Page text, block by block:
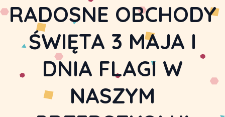
RADOSNE OBCHODY
ŚWIĘTA 3 MAJA I
DNIA FLAGI W
NASZYM